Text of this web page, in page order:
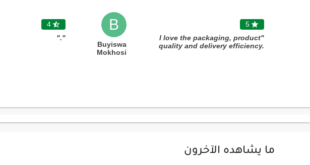
B
Buyiswa
Mokhosi
5
"I love the packaging, product
quality and delivery efficiency.
4
"."
ما يشاهده الآخرون